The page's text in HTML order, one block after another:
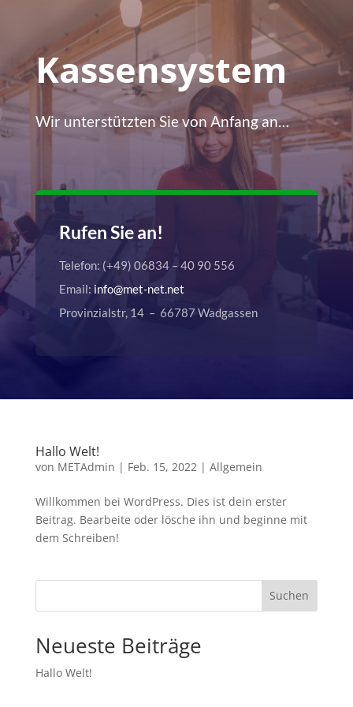
Kassensystem
Wir unterstützten Sie von Anfang an…
Rufen Sie an!
Telefon: (+49) 06834 – 40 90 556
Email: info@met-net.net
Provinzialstr, 14 – 66787 Wadgassen
Hallo Welt!
von METAdmin | Feb. 15, 2022 | Allgemein
Willkommen bei WordPress. Dies ist dein erster
Beitrag. Bearbeite oder lösche ihn und beginne mit
dem Schreiben!
Suchen
Neueste Beiträge
Hallo Welt!